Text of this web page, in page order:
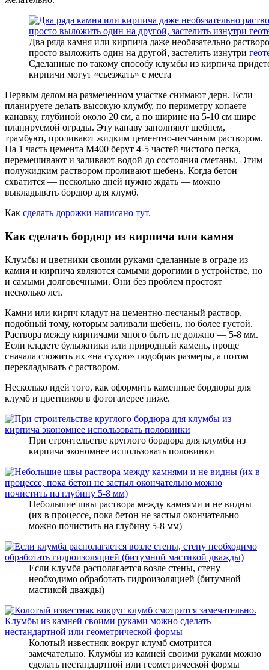
Два ряда камня или кирпича даже необязательно
просто выложить один на другой, застелить изнутри
Сделанные по такому способу клумбы из кирпича
кирпичи могут «съезжать» с места
Первым делом на размеченном участке снимают дерн. Если
планируете делать высокую клумбу, по периметру копаете
канавку, глубиной около 20 см, а по ширине на 5-10 см шире
планируемой ограды. Эту канаву заполняют щебнем,
трамбуют, проливают жидким цементно-песчаным раствором.
На 1 часть цемента М400 берут 4-5 частей чистого песка,
перемешивают и заливают водой до состояния сметаны. Этим
полужидким раствором проливают щебень. Когда бетон
схватится — несколько дней нужно ждать — можно
выкладывать бордюр для клумб.
Как сделать дорожки написано тут.
Как сделать бордюр из кирпича или камня
Клумбы и цветники своими руками сделанные в ограде из
камня и кирпича являются самыми дорогими в устройстве, но
и самыми долговечными. Они без проблем простоят
несколько лет.
Камни или кирпч кладут на цементно-песчаный раствор,
подобный тому, которым заливали щебень, но более густой.
Раствора между кирпичами много быть не должно — 5-8 мм.
Если кладете булыжники или природный камень, проще
сначала сложить их «на сухую» подобрав размеры, а потом
перекладывать с раствором.
Несколько идей того, как оформить каменные бордюры для
клумб и цветников в фотогалерее ниже.
При строительстве круглого бордюра для клумбы из
кирпича экономнее использовать половинки
Небольшие швы раствора между камнями и не видны
(их в процессе, пока бетон не застыл окончательно
можно почистить на глубину 5-8 мм)
Если клумба располагается возле стены, стену
необходимо обработать гидроизоляцией (битумной
мастикой дважды)
Колотый известняк вокруг клумб смотрится
замечательно. Клумбы из камней своими руками можно
сделать нестандартной или геометрической формы